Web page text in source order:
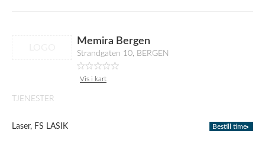
Memira Bergen
Strandgaten 10, BERGEN
Vis i kart
TJENESTER
Laser, FS LASIK Bestill time